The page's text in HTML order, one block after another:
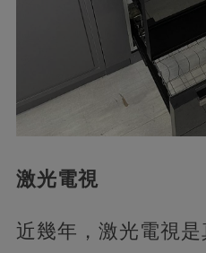
激光電視
近幾年，激光電視